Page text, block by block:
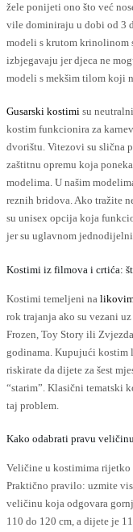
žele ponijeti ono što već
vile dominiraju u dobi od 3
modeli s krutom
izbjegavaju jer djeca ne
modeli s mekšim tilom koji
Gusarski kostimi su
kostim funkcionira za
dvorištu. Vitezovi su slična
zaštitnu opremu koja
modelima. U našim
reznih bridova. Ako tražite
su unisex opcija koja
jer su uglavnom
Kostimi iz filmova i crtića:
Kostimi temeljeni na
rok trajanja ako su vezani
Frozen, Toy Story ili
godinama. Kupujući kostim
riskirate da dijete za šest
“starim”. Klasični tematski
taj problem.
Kako odabrati pravu
Veličine u kostimima rijetko
Praktično pravilo: uzmite
veličinu koja odgovara
110 do 120 cm, a dijete je